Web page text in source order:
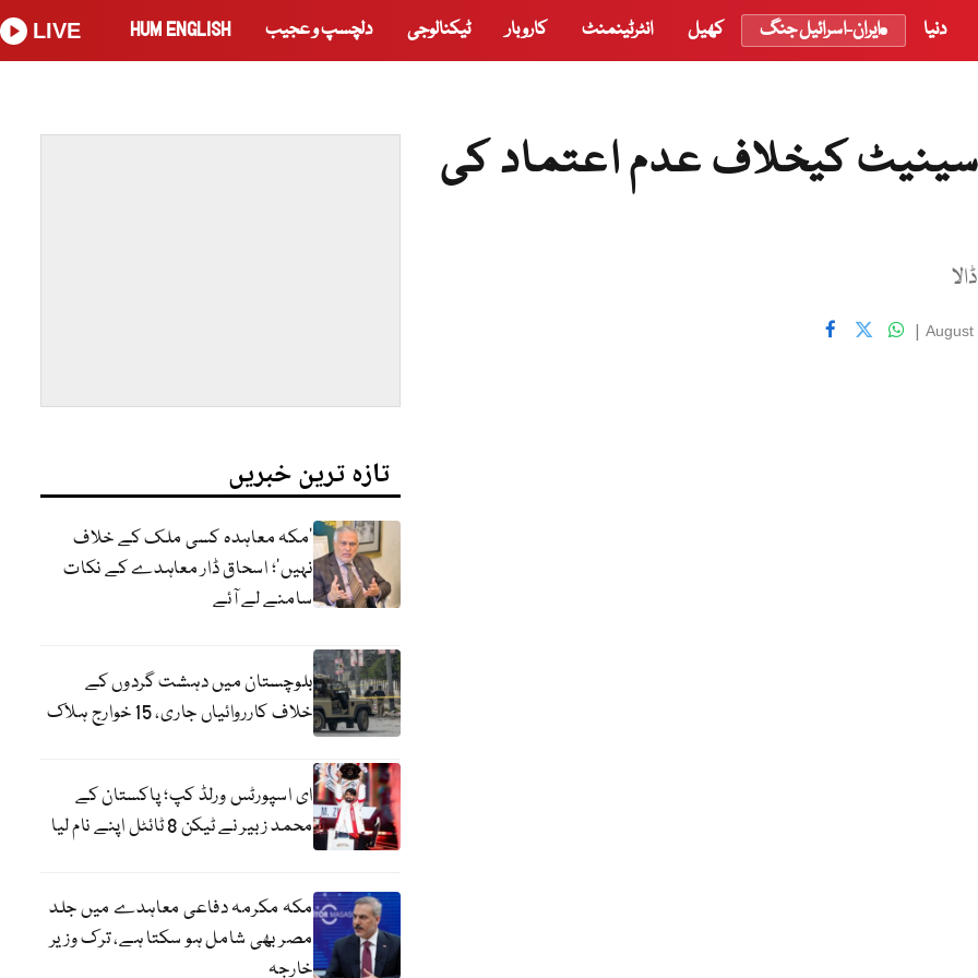
دنیا ایران-اسرائیل جنگ کھیل انٹرٹینمنٹ کاروبار ٹیکنالوجی دلچسپ و عجیب HUM ENGLISH
LIVE
سینیٹ کیخلاف عدم اعتماد کی
August
|
تازہ ترین خبریں
‘مکہ معاہدہ کسی ملک کے خلاف
نہیں’؛ اسحاق ڈار معاہدے کے نکات
سامنے لے آئے
بلوچستان میں دہشت گردوں کے
خلاف کارروائیاں جاری، 15 خوارج ہلاک
ای اسپورٹس ورلڈ کپ؛ پاکستان کے
محمد زبیر نے ٹیکن 8 ٹائٹل اپنے نام لیا
مکہ مکرمہ دفاعی معاہدے میں جلد
مصر بھی شامل ہو سکتا ہے، ترک وزیر
خارجہ